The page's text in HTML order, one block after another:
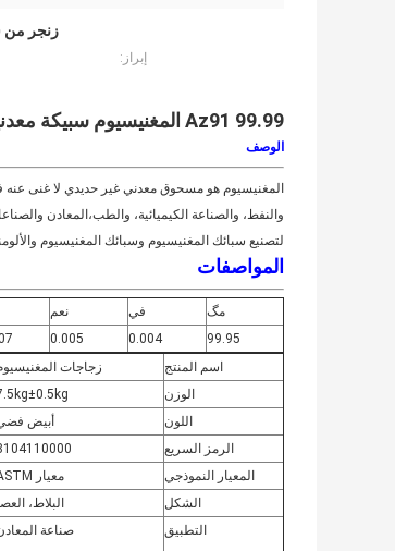
إبراز:
Az91 99.99 المغنيسيوم سبيكة معدنية
الوصف
المغنيسيوم هو مسحوق معدني غير حديدي لا غنى عنه
والنفط، والصناعة الكيميائية، والطب،المعادن
لتصنيع سبائك المغنيسيوم وسبائك المغنيسيوم
المواصفات
مگ في نعم
99.95
0.004
0.005
اسم المنتج
زجاجات
الوزن
اللون
أبيض
الرمز السريع
المعيار النموذجي
معيار ASTM
الشكل
البلاط،
التطبيق
صناعة